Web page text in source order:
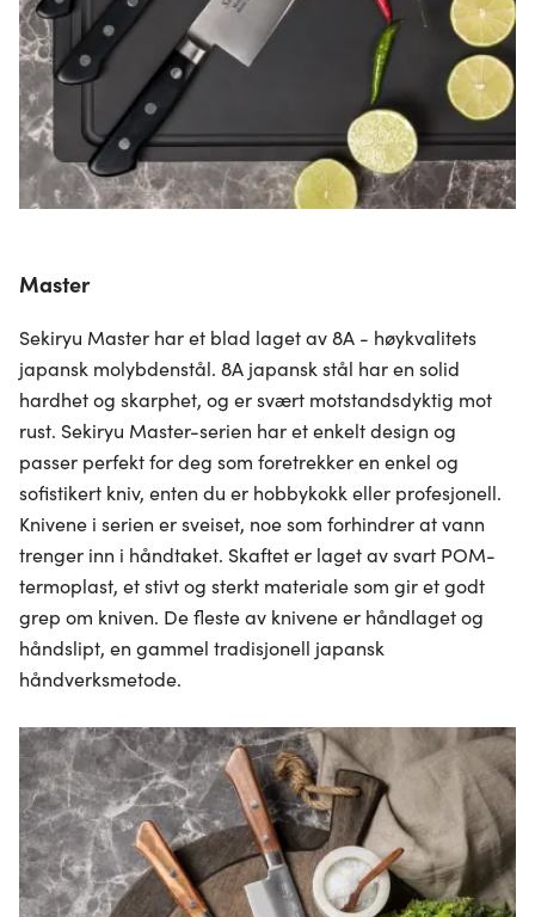
Master
Sekiryu Master har et blad laget av 8A - høykvalitets
japansk molybdenstål. 8A japansk stål har en solid
hardhet og skarphet, og er svært motstandsdyktig mot
rust. Sekiryu Master-serien har et enkelt design og
passer perfekt for deg som foretrekker en enkel og
sofistikert kniv, enten du er hobbykokk eller profesjonell.
Knivene i serien er sveiset, noe som forhindrer at vann
trenger inn i håndtaket. Skaftet er laget av svart POM-
termoplast, et stivt og sterkt materiale som gir et godt
grep om kniven. De fleste av knivene er håndlaget og
håndslipt, en gammel tradisjonell japansk
håndverksmetode.